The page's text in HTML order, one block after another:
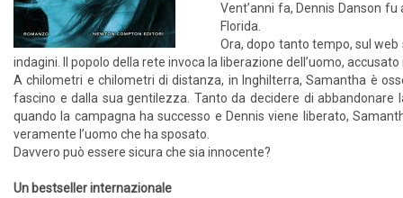
Vent’anni fa, Dennis Danson
Florida.
Ora, dopo tanto tempo, sul
indagini. Il popolo della rete invoca la liberazione dell’uomo,
A chilometri e chilometri di distanza, in Inghilterra, Samantha è
fascino e dalla sua gentilezza. Tanto da decidere di
quando la campagna ha successo e Dennis viene liberato,
veramente l’uomo che ha sposato.
Davvero può essere sicura che sia innocente?
Un bestseller internazionale